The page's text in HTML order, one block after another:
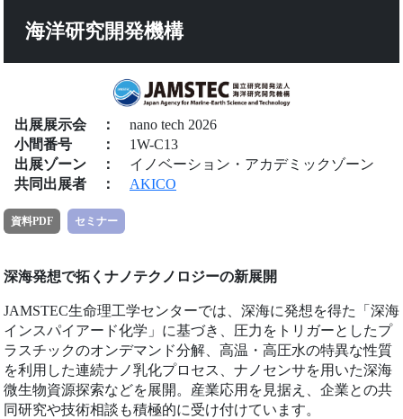
海洋研究開発機構
出展展示会 ： nano tech 2026
小間番号
： 1W-C13
出展ゾーン ： イノベーション・アカデミックゾーン
共同出展者 ： AKICO
資料PDF セミナー
深海発想で拓くナノテクノロジーの新展開
JAMSTEC生命理工学センターでは、深海に発想を得た「深海
インスパイアード化学」に基づき、圧力をトリガーとしたプ
ラスチックのオンデマンド分解、高温・高圧水の特異な性質
を利用した連続ナノ乳化プロセス、ナノセンサを用いた深海
微生物資源探索などを展開。産業応用を見据え、企業との共
同研究や技術相談も積極的に受け付けています。